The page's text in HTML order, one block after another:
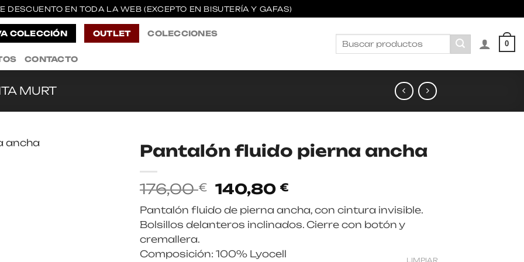
DESCUENTO EN TODA LA WEB (EXCEPTO EN BISUTERÍA Y GAFAS)
COLECCIÓN OUTLET COLECCIONES
CONTACTO
Buscar
0
MURT
Pantalón fluido pierna ancha
176,00€
El
precio
original
era:
140,80 €
precio
actual
es:
Pantalón fluido de pierna ancha, con cintura invisible.
Bolsillos delanteros inclinados. Cierre con botón y
cremallera.
Composición: 100% Lyocell